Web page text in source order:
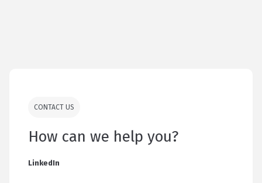
CONTACT US
How can we help you?
LinkedIn